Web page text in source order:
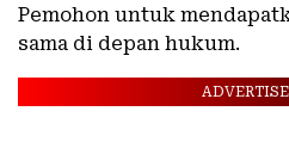
Pemohon untuk
sama di depan hukum.